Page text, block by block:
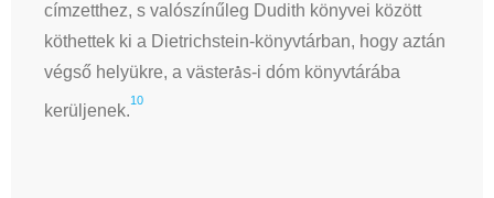
címzetthez, s valószínűleg Dudith könyvei között
köthettek ki a Dietrichstein-könyvtárban, hogy aztán
végső helyükre, a västerås-i dóm könyvtárába
kerüljenek.
10